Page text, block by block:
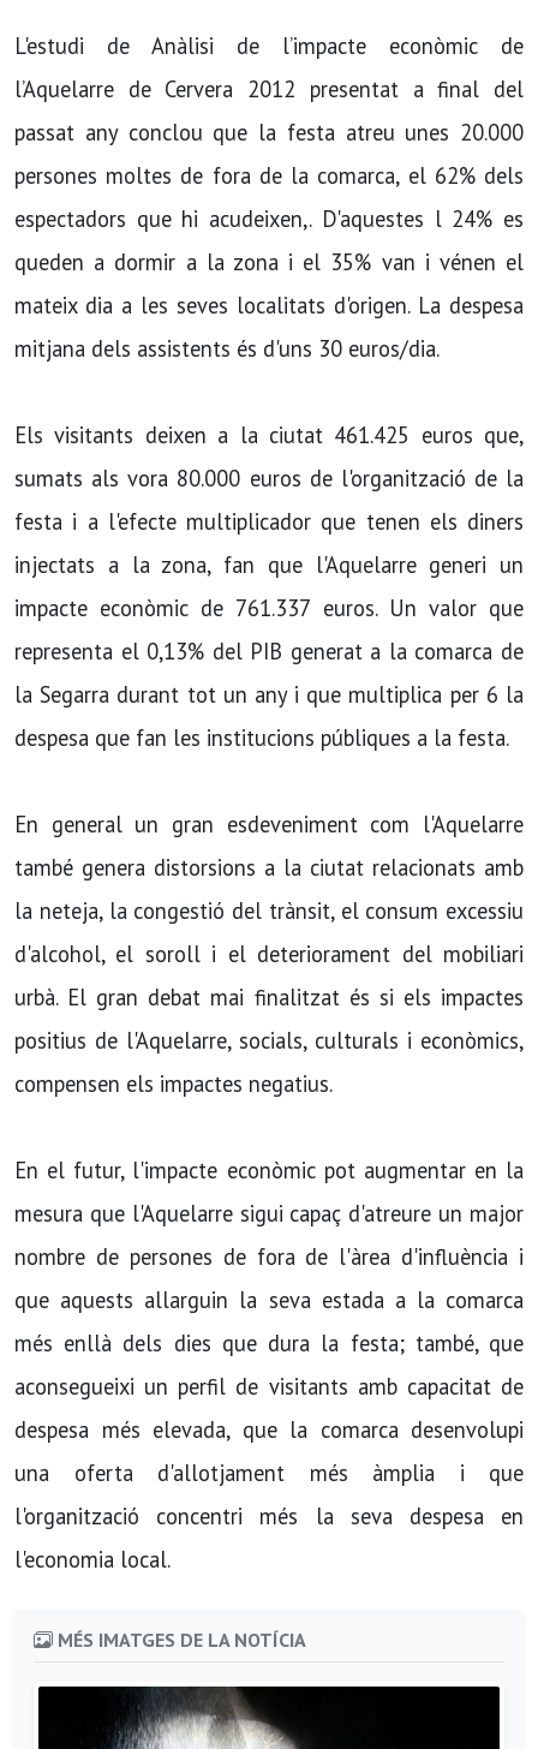
L'estudi de Anàlisi de l’impacte econòmic de
l’Aquelarre de Cervera 2012 presentat a final del
passat any conclou que la festa atreu unes 20.000
persones moltes de fora de la comarca, el 62% dels
espectadors que hi acudeixen,. D'aquestes l 24% es
queden a dormir a la zona i el 35% van i vénen el
mateix dia a les seves localitats d'origen. La despesa
mitjana dels assistents és d'uns 30 euros/dia.
Els visitants deixen a la ciutat 461.425 euros que,
sumats als vora 80.000 euros de l'organització de la
festa i a l'efecte multiplicador que tenen els diners
injectats a la zona, fan que l'Aquelarre generi un
impacte econòmic de 761.337 euros. Un valor que
representa el 0,13% del PIB generat a la comarca de
la Segarra durant tot un any i que multiplica per 6 la
despesa que fan les institucions públiques a la festa.
En general un gran esdeveniment com l'Aquelarre
també genera distorsions a la ciutat relacionats amb
la neteja, la congestió del trànsit, el consum excessiu
d'alcohol, el soroll i el deteriorament del mobiliari
urbà. El gran debat mai finalitzat és si els impactes
positius de l'Aquelarre, socials, culturals i econòmics,
compensen els impactes negatius.
En el futur, l'impacte econòmic pot augmentar en la
mesura que l'Aquelarre sigui capaç d'atreure un major
nombre de persones de fora de l'àrea d'influència i
que aquests allarguin la seva estada a la comarca
més enllà dels dies que dura la festa; també, que
aconsegueixi un perfil de visitants amb capacitat de
despesa més elevada, que la comarca desenvolupi
una oferta d'allotjament més àmplia i que
l'organització concentri més la seva despesa en
l'economia local.
MÉS IMATGES DE LA NOTÍCIA